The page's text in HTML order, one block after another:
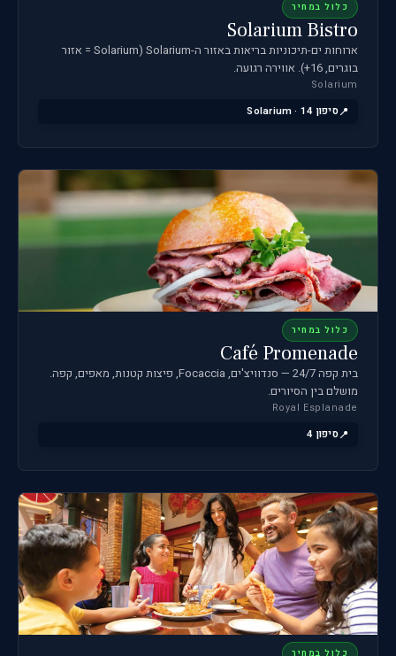
כלול במחיר
Solarium Bistro
ארוחות ים-תיכוניות בריאות באזור ה-Solarium (Solarium = אזור
בוגרים, 16+). אווירה רגועה.
Solarium
סיפון 14 · Solarium
כלול במחיר
Café Promenade
בית קפה 24/7 — סנדוויצ'ים, Focaccia, פיצות קטנות, מאפים, קפה.
מושלם בין הסיורים.
Royal Esplanade
סיפון 4